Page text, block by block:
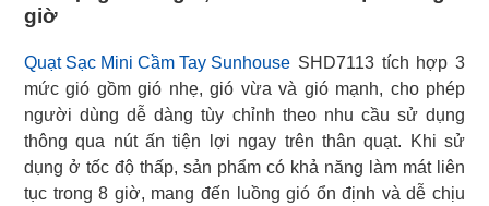
giờ
Quạt Sạc Mini Cầm Tay Sunhouse SHD7113 tích hợp 3
mức gió gồm gió nhẹ, gió vừa và gió mạnh, cho phép
người dùng dễ dàng tùy chỉnh theo nhu cầu sử dụng
thông qua nút ấn tiện lợi ngay trên thân quạt. Khi sử
dụng ở tốc độ thấp, sản phẩm có khả năng làm mát liên
tục trong 8 giờ, mang đến luồng gió ổn định và dễ chịu